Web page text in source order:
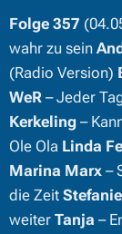
Folge 357
wahr zu sein
(Radio Version)
WeR – Jeder
Kerkeling –
Ole Ola Linda
Marina Marx –
die Zeit
weiter Tanja –